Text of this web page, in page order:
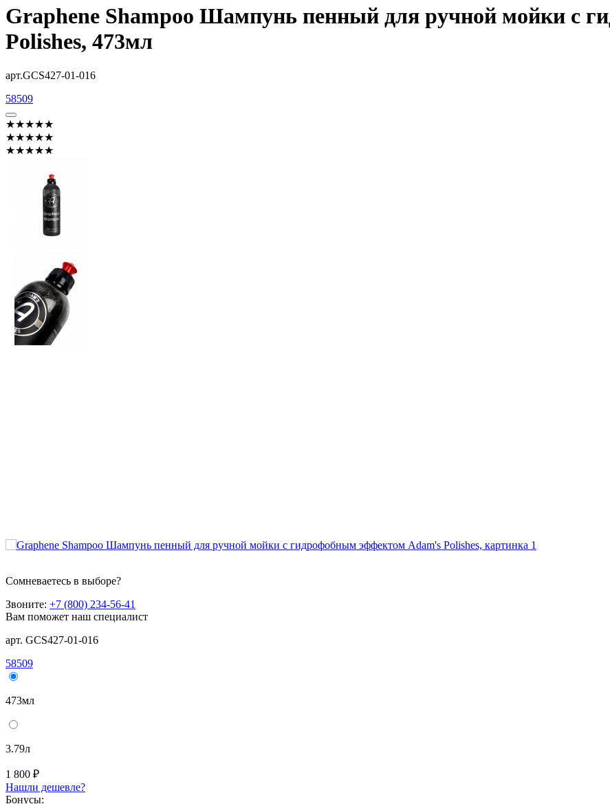
Graphene Shampoo Шампунь пенный для ручной мойки с
Polishes, 473мл
арт.GCS427-01-016
58509
★★★★★
★★★★★
★★★★★
Сомневаетесь в выборе?
Звоните: +7 (800) 234-56-41
Вам поможет наш специалист
арт. GCS427-01-016
58509
473мл
3.79л
1 800 ₽
Нашли дешевле?
Бонусы: